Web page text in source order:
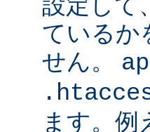
ているか
せん。
ます。例